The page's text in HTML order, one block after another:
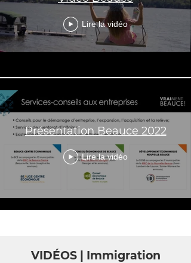
Lire la vidéo
Présentation Beauce 2022
Lire la vidéo
VIDÉOS | Immigration